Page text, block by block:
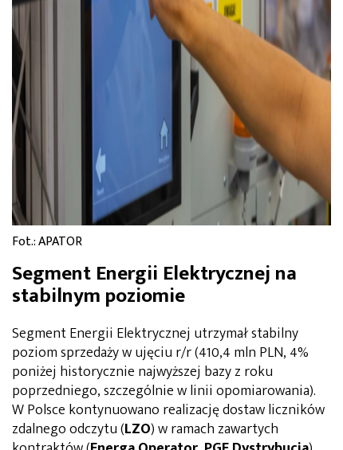
Fot.: APATOR
Segment Energii Elektrycznej na
stabilnym poziomie
Segment Energii Elektrycznej utrzymał stabilny
poziom sprzedaży w ujęciu r/r (410,4 mln PLN, 4%
poniżej historycznie najwyższej bazy z roku
poprzedniego, szczególnie w linii opomiarowania).
W Polsce kontynuowano realizację dostaw liczników
zdalnego odczytu (LZO) w ramach zawartych